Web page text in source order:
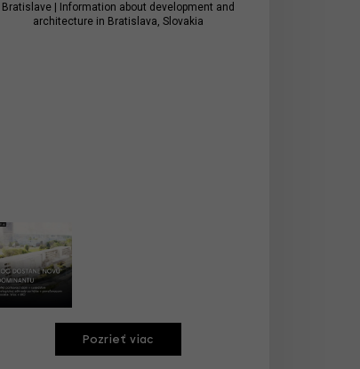
Bratislave | Information about development and
architecture in Bratislava, Slovakia
Pozrieť viac